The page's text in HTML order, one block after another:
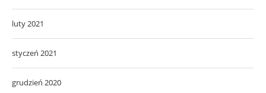
luty 2021
styczeń 2021
grudzień 2020